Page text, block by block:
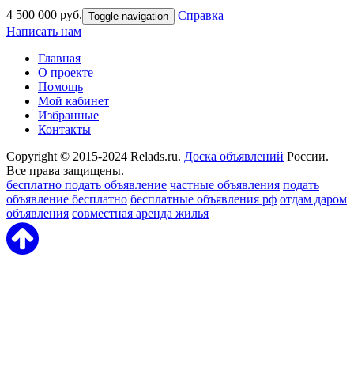
4 500 000 руб. Toggle navigation
Справка
Написать нам
Главная
О проекте
Помощь
Мой кабинет
Избранные
Контакты
Copyright © 2015-2024 Relads.ru. Доска объявлений России.
Все права защищены.
бесплатно подать объявление частные объявления подать
объявление бесплатно бесплатные объявления рф отдам даром
объявления совместная аренда жилья